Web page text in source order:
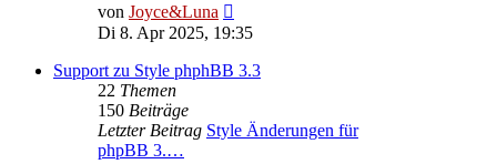
von Joyce&Luna
Beitrag
Di 8. Apr 2025, 19:35
Support zu Style phphBB 3.3
22 Themen
150 Beiträge
Letzter Beitrag Style Änderungen für
phpBB 3.…